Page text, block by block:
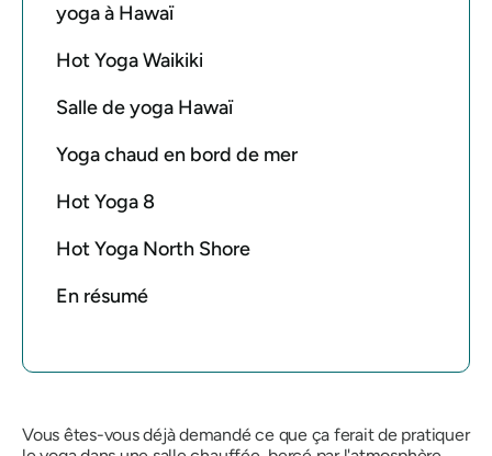
yoga à Hawaï
Hot Yoga Waikiki
Salle de yoga Hawaï
Yoga chaud en bord de mer
Hot Yoga 8
Hot Yoga North Shore
En résumé
Vous êtes-vous déjà demandé ce que ça ferait de pratiquer